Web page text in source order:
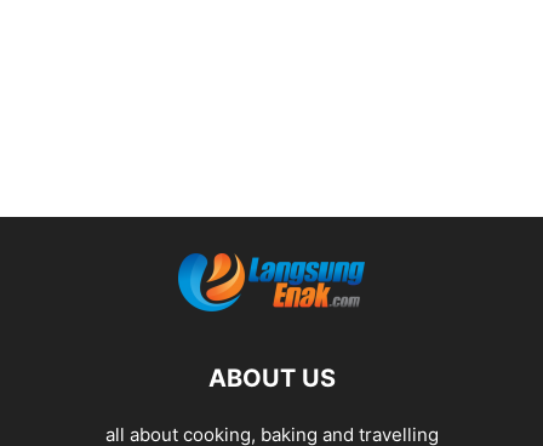
ABOUT US
all about cooking, baking and travelling